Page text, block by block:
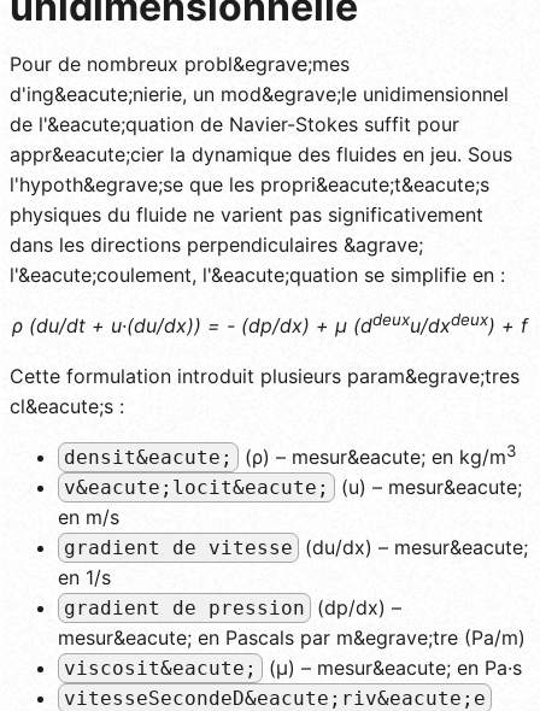
Pour de nombreux probl&egrave;mes
d'ing&eacute;nierie, un mod&egrave;le unidimensionnel
de l'&eacute;quation de Navier-Stokes suffit pour
appr&eacute;cier la dynamique des fluides en jeu. Sous
l'hypoth&egrave;se que les propri&eacute;t&eacute;s
physiques du fluide ne varient pas significativement
dans les directions perpendiculaires &agrave;
l'&eacute;coulement, l'&eacute;quation se simplifie en :
ρ (du/dt + u·(du/dx)) = - (dp/dx) + μ (ddeuxu/dxdeux) + f
Cette formulation introduit plusieurs param&egrave;tres
cl&eacute;s :
densit&eacute; (ρ) – mesur&eacute; en kg/m3
v&eacute;locit&eacute;
(u) – mesur&eacute;
en m/s
gradient de vitesse
(du/dx) – mesur&eacute;
en 1/s
gradient de pression
(dp/dx) –
mesur&eacute; en Pascals par m&egrave;tre (Pa/m)
viscosit&eacute; (μ) – mesur&eacute; en Pa·s
vitesseSecondeD&eacute;riv&eacute;e